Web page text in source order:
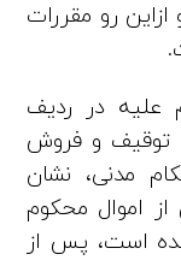
ازاین ‌رو مقررات
علیه در ردیف
توقیف و فروش
مدنی، نشان‌
اموال محکوم‌
است، پس از